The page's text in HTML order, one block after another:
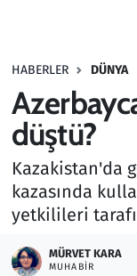
HABERLER DÜNYA
düştü?
Kazakistan'da
kazasında
yetkilileri
MÜRVET KARA
MUHABIR
Haber
Kültür Sanat
Kurumsal
Lezzet
Memur ve